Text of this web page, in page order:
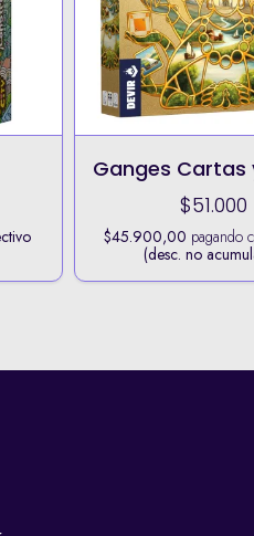
Ganges Cartas
$51.000
$45.900,00 pagando
(desc. no